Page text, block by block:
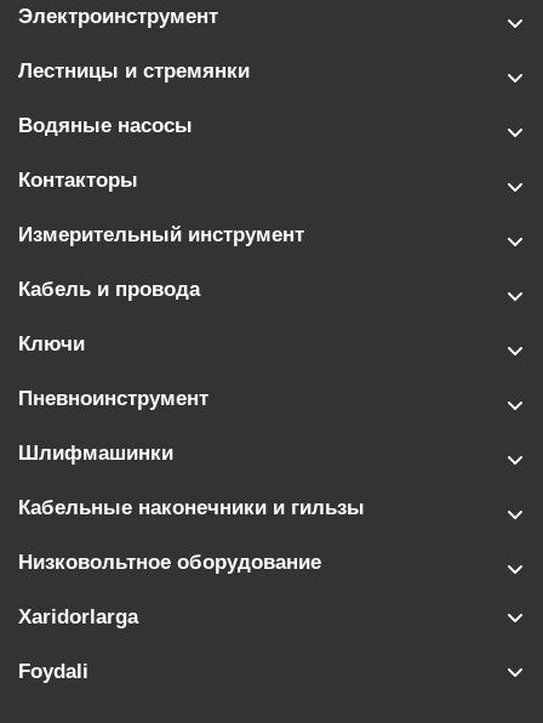
Электроинструмент
Лестницы и стремянки
Водяные насосы
Контакторы
Измерительный инструмент
Кабель и провода
Ключи
Пневноинструмент
Шлифмашинки
Кабельные наконечники и гильзы
Низковольтное оборудование
Xaridorlarga
Foydali